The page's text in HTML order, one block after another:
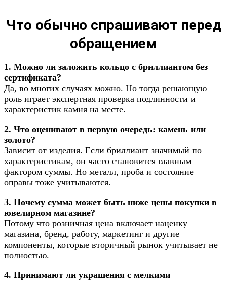
Что обычно спрашивают перед
обращением
1. Можно ли заложить кольцо с бриллиантом без
сертификата?
Да, во многих случаях можно. Но тогда решающую
роль играет экспертная проверка подлинности и
характеристик камня на месте.
2. Что оценивают в первую очередь: камень или
золото?
Зависит от изделия. Если бриллиант значимый по
характеристикам, он часто становится главным
фактором суммы. Но металл, проба и состояние
оправы тоже учитываются.
3. Почему сумма может быть ниже цены покупки в
ювелирном магазине?
Потому что розничная цена включает наценку
магазина, бренд, работу, маркетинг и другие
компоненты, которые вторичный рынок учитывает не
полностью.
4. Принимают ли украшения с мелкими